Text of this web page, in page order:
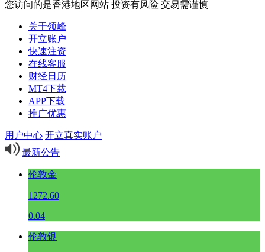
您访问的是香港地区网站 投资有风险 交易需谨慎
关于领峰
开立账户
快速注资
在线客服
财经日历
MT4下载
APP下载
推广优惠
用户中心 开立真实账户
最新公告
伦敦金
1272.60
0.04
伦敦银